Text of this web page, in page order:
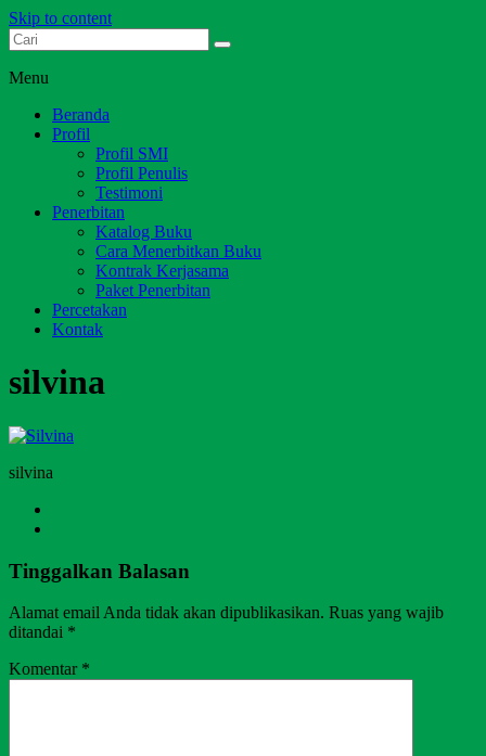
Skip to content
Dari Jambi untuk Indonesia
Menu
Beranda
Profil
Profil SMI
Profil Penulis
Testimoni
Penerbitan
Katalog Buku
Cara Menerbitkan Buku
Kontrak Kerjasama
Paket Penerbitan
Percetakan
Kontak
silvina
silvina
Tinggalkan Balasan
Alamat email Anda tidak akan dipublikasikan. Ruas yang wajib
ditandai *
Komentar *